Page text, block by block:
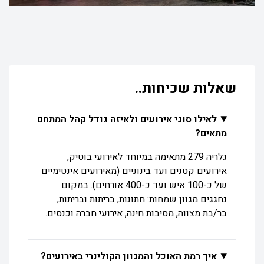
שאלות שכיחות..
לאילו סוגי אירועים ולאיזה גודל קהל המתחם
מתאים?
גלריה 279 מתאימה במיוחד לאירועי בוטיק,
אירועים קטנים ועד בינוניים (מאירועים אינטימיים
של כ-100 איש ועד כ-400 אורחים). במקום
נחגגים מגוון שמחות: חתונות, בריתות ובריתות,
בר/בת מצווה, מסיבות חינה, אירועי חברה וכנסים.
איך רמת האוכל והמגוון הקולינרי באירועים?